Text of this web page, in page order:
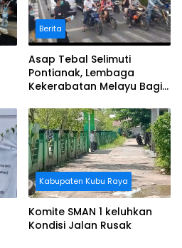
Berita
Asap Tebal Selimuti
Pontianak, Lembaga
Kekerabatan Melayu Bagi
Kabupaten Kubu Raya
Komite SMAN 1 keluhkan
Kondisi Jalan Rusak